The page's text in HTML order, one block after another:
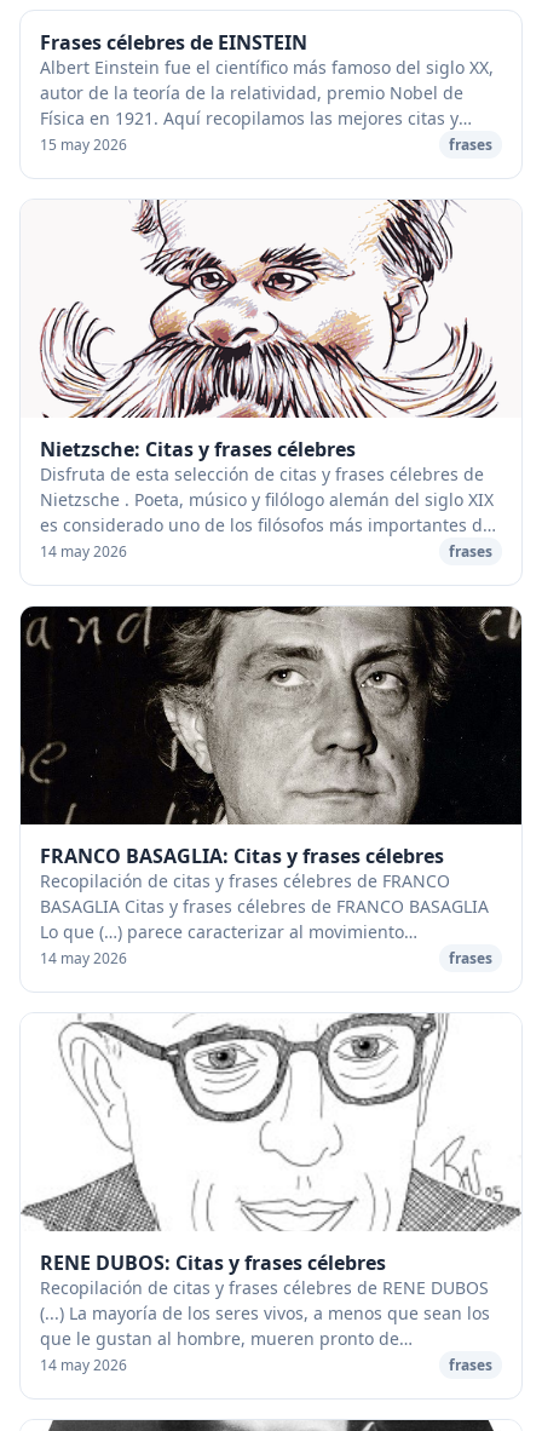
Frases célebres de EINSTEIN
Albert Einstein fue el científico más famoso del siglo XX,
autor de la teoría de la relatividad, premio Nobel de
Física en 1921. Aquí recopilamos las mejores citas y
frases célebres de ALBERT EINSTEIN...
15 may 2026 frases
Nietzsche: Citas y frases célebres
Disfruta de esta selección de citas y frases célebres de
Nietzsche . Poeta, músico y filólogo alemán del siglo XIX
es considerado uno de los filósofos más importantes de
la filosofía occidental de tod...
14 may 2026 frases
FRANCO BASAGLIA: Citas y frases célebres
Recopilación de citas y frases célebres de FRANCO
BASAGLIA Citas y frases célebres de FRANCO BASAGLIA
Lo que (…) parece caracterizar al movimiento
antipsiquiátrico y, más aún, al movimiento anti-insti...
14 may 2026 frases
RENE DUBOS: Citas y frases célebres
Recopilación de citas y frases célebres de RENE DUBOS
(...) La mayoría de los seres vivos, a menos que sean los
que le gustan al hombre, mueren pronto de
enfermedad o inanición si se les separa de otr...
14 may 2026 frases